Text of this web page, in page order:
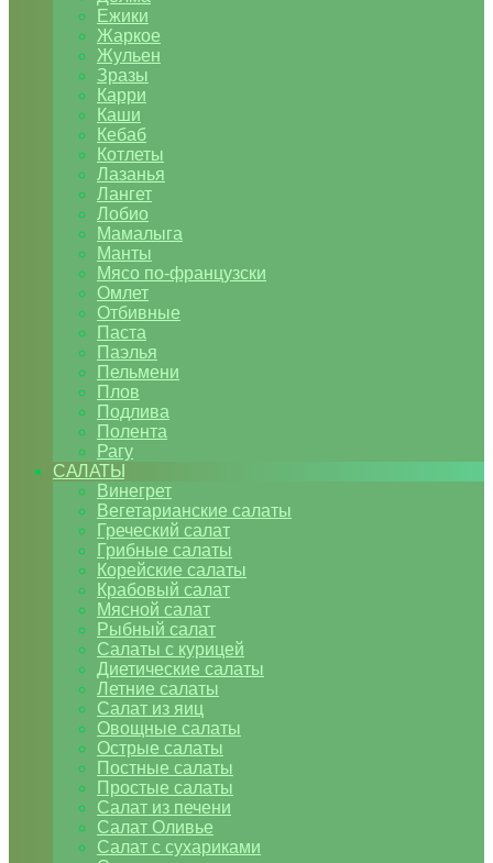
Ежики
Жаркое
Жульен
Зразы
Карри
Каши
Кебаб
Котлеты
Лазанья
Лангет
Лобио
Мамалыга
Манты
Мясо по-французски
Омлет
Отбивные
Паста
Паэлья
Пельмени
Плов
Подлива
Полента
Рагу
САЛАТЫ
Винегрет
Вегетарианские салаты
Греческий салат
Грибные салаты
Корейские салаты
Крабовый салат
Мясной салат
Рыбный салат
Салаты с курицей
Диетические салаты
Летние салаты
Салат из яиц
Овощные салаты
Острые салаты
Постные салаты
Простые салаты
Салат из печени
Салат Оливье
Салат с сухариками